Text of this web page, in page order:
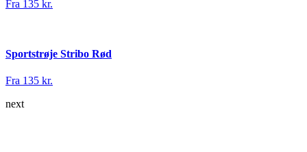
Fra 135 kr.
Sportstrøje Stribo Rød
Fra 135 kr.
next